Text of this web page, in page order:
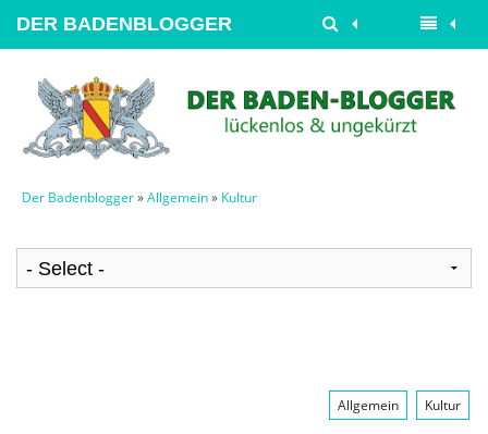
DER BADENBLOGGER
Der Badenblogger»Allgemein» Kultur
Allgemein Kultur